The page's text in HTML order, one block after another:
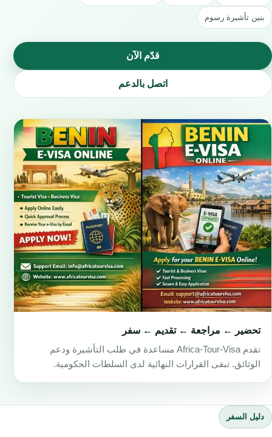
بنين تأشيرة رسوم
قدّم الآن
اتصل بالدعم
تحضير ← مراجعة ← تقديم ← سفر
تقدم Africa-Tour-Visa مساعدة في طلب التأشيرة ودعم
الوثائق. تبقى القرارات النهائية لدى السلطات الحكومية.
دليل السفر